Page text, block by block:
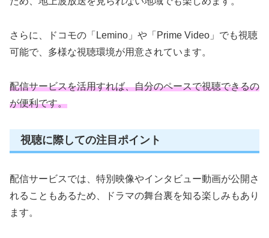
さらに、ドコモの「Lemino」や「Prime Video」でも視聴
可能で、多様な視聴環境が用意されています。
配信サービスを活用すれば、自分のペースで視聴できるの
が便利です。
視聴に際しての注目ポイント
配信サービスでは、特別映像やインタビュー動画が公開さ
れることもあるため、ドラマの舞台裏を知る楽しみもあり
ます。